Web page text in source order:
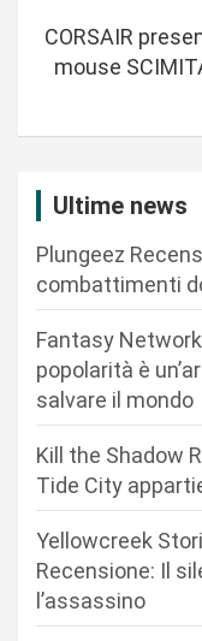
z
CORSAIR
mouse
Ultime news
Plungeez
combattimenti
Fantasy
popolarità è
salvare il mondo
Kill the Shadow
Tide City
Yellowcreek
Recensione: Il
l’assassino